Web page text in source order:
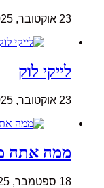
23 אוקטובר, 2025
לייקי לוק
23 אוקטובר, 2025
ממה אתה
18 ספטמבר, 2025